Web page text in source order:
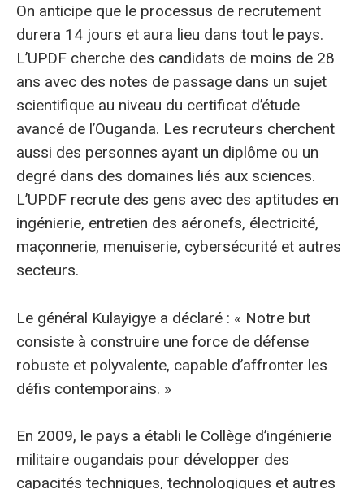
On anticipe que le processus de recrutement
durera 14 jours et aura lieu dans tout le pays.
L’UPDF cherche des candidats de moins de 28
ans avec des notes de passage dans un sujet
scientifique au niveau du certificat d’étude
avancé de l’Ouganda. Les recruteurs cherchent
aussi des personnes ayant un diplôme ou un
degré dans des domaines liés aux sciences.
L’UPDF recrute des gens avec des aptitudes en
ingénierie, entretien des aéronefs, électricité,
maçonnerie, menuiserie, cybersécurité et autres
secteurs.
Le général Kulayigye a déclaré : « Notre but
consiste à construire une force de défense
robuste et polyvalente, capable d’affronter les
défis contemporains. »
En 2009, le pays a établi le Collège d’ingénierie
militaire ougandais pour développer des
capacités techniques, technologiques et autres